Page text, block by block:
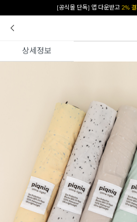
카카오 플친 추가하면1천원 즉
상세정보